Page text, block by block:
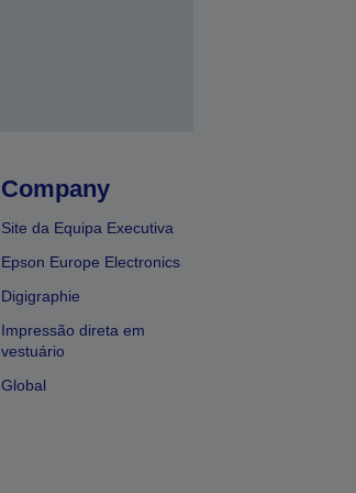
Company
Site da Equipa Executiva
Epson Europe Electronics
Digigraphie
Impressão direta em
vestuário
Global